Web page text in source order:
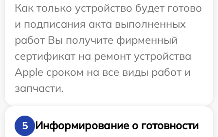
Как только устройство будет готово
и подписания акта выполненных
работ Вы получите фирменный
сертификат на ремонт устройства
Apple сроком на все виды работ и
запчасти.
5 Информирование о готовности